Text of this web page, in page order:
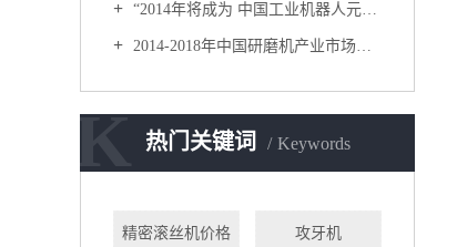
“2014年将成为 中国工业机器人元年”
2014-2018年中国研磨机产业市场供需分析及投资潜力研究咨询报告
热门关键词 Keywords
K
精密滚丝机价格 攻牙机